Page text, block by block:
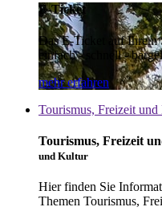
E-Ticket
Das E-Ticket auf
einfach - schnell -
mehr erfahren
Tourismus, Freizeit
Tourismus, Freizeit
und Kultur
Hier finden Sie
Themen Tourismus,